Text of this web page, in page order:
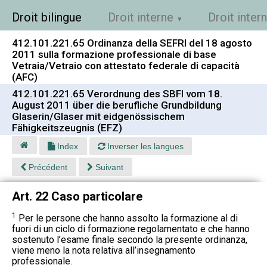
Droit bilingue Droit interne Droit
412.101.221.65 Ordinanza della SEFRI del 18 agosto
2011 sulla formazione professionale di base
Vetraia/Vetraio con attestato federale di capacità
(AFC)
412.101.221.65 Verordnung des SBFI vom 18.
August 2011 über die berufliche Grundbildung
Glaserin/Glaser mit eidgenössischem
Fähigkeitszeugnis (EFZ)
Index Inverser les langues
Précédent Suivant
Art. 22 Caso particolare
1 Per le persone che hanno assolto la formazione al di
fuori di un ciclo di formazione regolamentato e che hanno
sostenuto l’esame finale secondo la presente ordinanza,
viene meno la nota relativa all’insegnamento
professionale.